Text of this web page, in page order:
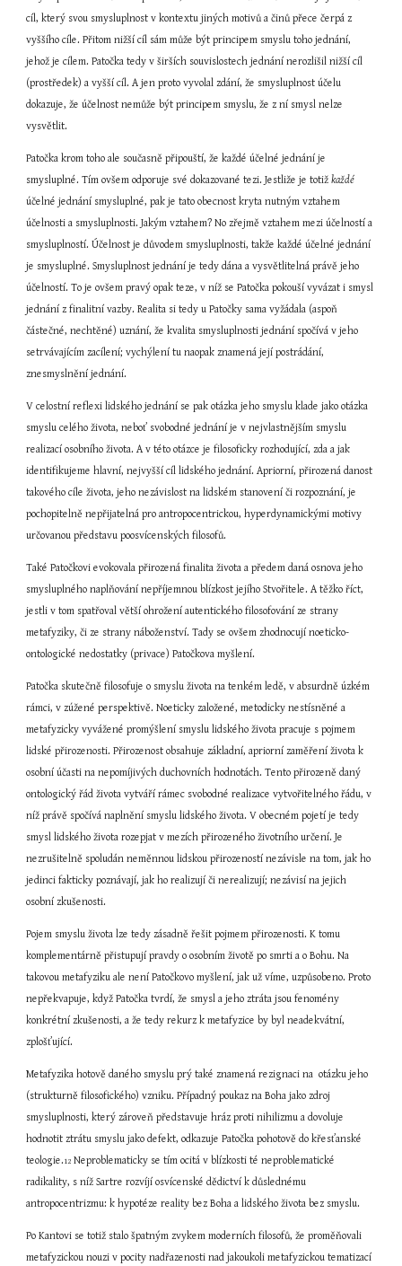
cíl, který svou smysluplnost v kontextu jiných motivů a činů přece čerpá z
vyššího cíle. Přitom nižší cíl sám může být principem smyslu toho jednání,
jehož je cílem. Patočka tedy v širších souvislostech jednání nerozlišil nižší cíl
(prostředek) a vyšší cíl. A jen proto vyvolal zdání, že smysluplnost účelu
dokazuje, že účelnost nemůže být principem smyslu, že z ní smysl nelze
vysvětlit.
Patočka krom toho ale současně připouští, že každé účelné jednání je
smysluplné. Tím ovšem odporuje své dokazované tezi. Jestliže je totiž každé
účelné jednání smysluplné, pak je tato obecnost kryta nutným vztahem
účelnosti a smysluplnosti. Jakým vztahem? No zřejmě vztahem mezi účelností a
smysluplností. Účelnost je důvodem smysluplnosti, takže každé účelné jednání
je smysluplné. Smysluplnost jednání je tedy dána a vysvětlitelná právě jeho
účelností. To je ovšem pravý opak teze, v níž se Patočka pokouší vyvázat i smysl
jednání z finalitní vazby. Realita si tedy u Patočky sama vyžádala (aspoň
částečné, nechtěné) uznání, že kvalita smysluplnosti jednání spočívá v jeho
setrvávajícím zacílení; vychýlení tu naopak znamená její postrádání,
znesmyslnění jednání.
V celostní reflexi lidského jednání se pak otázka jeho smyslu klade jako otázka
smyslu celého života, neboť svobodné jednání je v nejvlastnějším smyslu
realizací osobního života. A v této otázce je filosoficky rozhodující, zda a jak
identifikujeme hlavní, nejvyšší cíl lidského jednání. Apriorní, přirozená danost
takového cíle života, jeho nezávislost na lidském stanovení či rozpoznání, je
pochopitelně nepřijatelná pro antropocentrickou, hyperdynamickými motivy
určovanou představu poosvícenských filosofů.
Také Patočkovi evokovala přirozená finalita života a předem daná osnova jeho
smysluplného naplňování nepříjemnou blízkost jejího Stvořitele. A těžko říct,
jestli v tom spatřoval větší ohrožení autentického filosofování ze strany
metafyziky, či ze strany náboženství. Tady se ovšem zhodnocují noeticko-
ontologické nedostatky (privace) Patočkova myšlení.
Patočka skutečně filosofuje o smyslu života na tenkém ledě, v absurdně úzkém
rámci, v zúžené perspektivě. Noeticky založené, metodicky nestísněné a
metafyzicky vyvážené promýšlení smyslu lidského života pracuje s pojmem
lidské přirozenosti. Přirozenost obsahuje základní, apriorní zaměření života k
osobní účasti na nepomíjivých duchovních hodnotách. Tento přirozeně daný
ontologický řád života vytváří rámec svobodné realizace vytvořitelného řádu, v
níž právě spočívá naplnění smyslu lidského života. V obecném pojetí je tedy
smysl lidského života rozepjat v mezích přirozeného životního určení. Je
nezrušitelně spoludán neměnnou lidskou přirozeností nezávisle na tom, jak ho
jedinci fakticky poznávají, jak ho realizují či nerealizují; nezávisí na jejich
osobní zkušenosti.
Pojem smyslu života lze tedy zásadně řešit pojmem přirozenosti. K tomu
komplementárně přistupují pravdy o osobním životě po smrti a o Bohu. Na
takovou metafyziku ale není Patočkovo myšlení, jak už víme, uzpůsobeno. Proto
nepřekvapuje, když Patočka tvrdí, že smysl a jeho ztráta jsou fenomény
konkrétní zkušenosti, a že tedy rekurz k metafyzice by byl neadekvátní,
zplošťující.
Metafyzika hotově daného smyslu prý také znamená rezignaci na  otázku jeho
(strukturně filosofického) vzniku. Případný poukaz na Boha jako zdroj
smysluplnosti, který zároveň představuje hráz proti nihilizmu a dovoluje
hodnotit ztrátu smyslu jako defekt, odkazuje Patočka pohotově do křesťanské
teologie.12 Neproblematicky se tím ocitá v blízkosti té neproblematické
radikality, s níž Sartre rozvíjí osvícenské dědictví k důslednému
antropocentrizmu: k hypotéze reality bez Boha a lidského života bez smyslu.
Po Kantovi se totiž stalo špatným zvykem moderních filosofů, že proměňovali
metafyzickou nouzi v pocity nadřazenosti nad jakoukoli metafyzickou tematizací